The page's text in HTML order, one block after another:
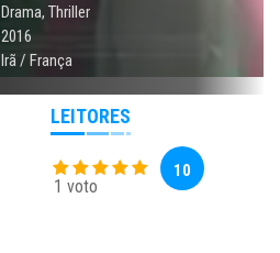
Drama, Thriller
2016
Irã / França
LEITORES
1 voto
10